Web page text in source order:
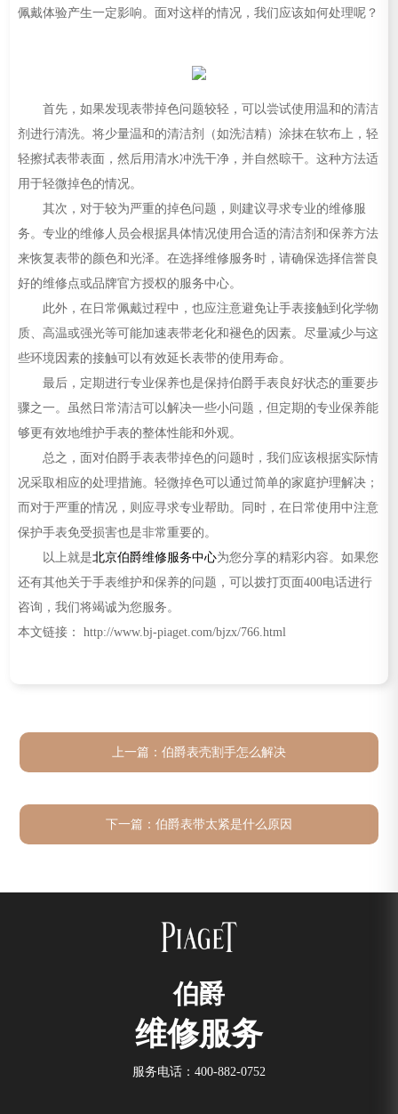
佩戴体验产生一定影响。面对这样的情况，我们应该如何处理呢？
首先，如果发现表带掉色问题较轻，可以尝试使用温和的清洁
剂进行清洗。将少量温和的清洁剂（如洗洁精）涂抹在软布上，轻
轻擦拭表带表面，然后用清水冲洗干净，并自然晾干。这种方法适
用于轻微掉色的情况。
其次，对于较为严重的掉色问题，则建议寻求专业的维修服
务。专业的维修人员会根据具体情况使用合适的清洁剂和保养方法
来恢复表带的颜色和光泽。在选择维修服务时，请确保选择信誉良
好的维修点或品牌官方授权的服务中心。
此外，在日常佩戴过程中，也应注意避免让手表接触到化学物
质、高温或强光等可能加速表带老化和褪色的因素。尽量减少与这
些环境因素的接触可以有效延长表带的使用寿命。
最后，定期进行专业保养也是保持伯爵手表良好状态的重要步
骤之一。虽然日常清洁可以解决一些小问题，但定期的专业保养能
够更有效地维护手表的整体性能和外观。
总之，面对伯爵手表表带掉色的问题时，我们应该根据实际情
况采取相应的处理措施。轻微掉色可以通过简单的家庭护理解决；
而对于严重的情况，则应寻求专业帮助。同时，在日常使用中注意
保护手表免受损害也是非常重要的。
以上就是北京伯爵维修服务中心为您分享的精彩内容。如果您
还有其他关于手表维护和保养的问题，可以拨打页面400电话进行
咨询，我们将竭诚为您服务。
本文链接： http://www.bj-piaget.com/bjzx/766.html
上一篇： 伯爵表壳割手怎么解决
下一篇： 伯爵表带太紧是什么原因
伯爵
维修服务
服务电话： 400-882-0752